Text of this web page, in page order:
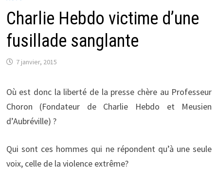
Charlie Hebdo victime d’une
fusillade sanglante
7 janvier, 2015
Où est donc la liberté de la presse chère au Professeur
Choron (Fondateur de Charlie Hebdo et Meusien
d’Aubréville) ?
Qui sont ces hommes qui ne répondent qu’à une seule
voix, celle de la violence extrême?